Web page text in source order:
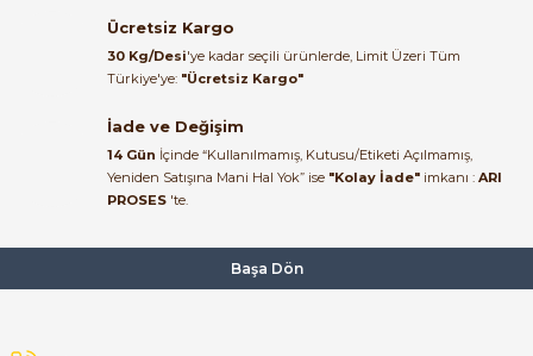
Kemal Toktaş | 20/06/2026
problemsiz geçti.
Kemal Toktaş | 20/06/2026
tedirgindim ama saticinin
Ücretsiz Kargo
30 Kg/Desi'ye kadar seçili ürünlerde, Limit Üzeri Tüm
Türkiye'ye: "Ücretsiz Kargo"
İade ve Değişim
14 Gün İçinde “Kullanılmamış, Kutusu/Etiketi Açılmamış,
Yeniden Satışına Mani Hal Yok” ise "Kolay İade" imkanı : ARI
PROSES 'te.
Başa Dön